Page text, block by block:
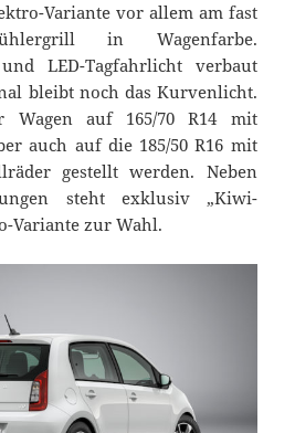
Variante vor allem am fast
in Wagenfarbe.
LED-Tagfahrlicht verbaut
bleibt noch das Kurvenlicht.
auf 165/70 R14 mit
auch auf die 185/50 R16 mit
gestellt werden. Neben
steht exklusiv „Kiwi-
Variante zur Wahl.